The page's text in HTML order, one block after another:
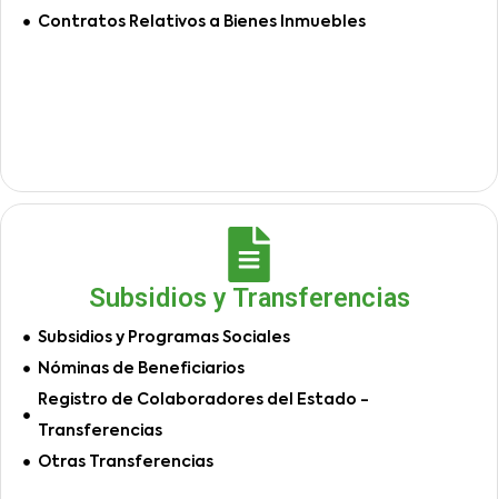
Contratos Relativos a Bienes Inmuebles
Subsidios y Transferencias
Subsidios y Programas Sociales
Nóminas de Beneficiarios
Registro de Colaboradores del Estado -
Transferencias
Otras Transferencias